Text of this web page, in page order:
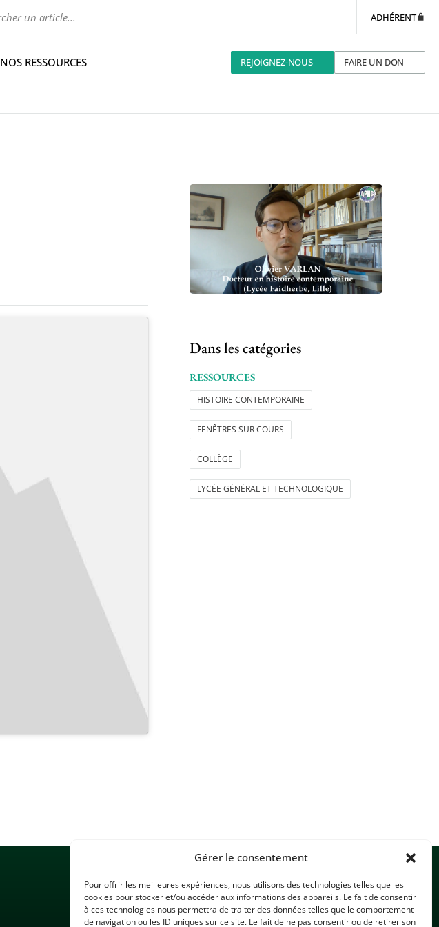
Gérer le consentement
Pour offrir les meilleures expériences, nous utilisons des technologies telles que les
cookies pour stocker et/ou accéder aux informations des appareils. Le fait de consentir
à ces technologies nous permettra de traiter des données telles que le comportement
de navigation ou les ID uniques sur ce site. Le fait de ne pas consentir ou de retirer son
ADHÉRENT
NOS RESSOURCES REJOIGNEZ-NOUS FAIRE UN DON
Dans les catégories
RESSOURCES
HISTOIRE CONTEMPORAINE
FENÊTRES SUR COURS
COLLÈGE
LYCÉE GÉNÉRAL ET TECHNOLOGIQUE